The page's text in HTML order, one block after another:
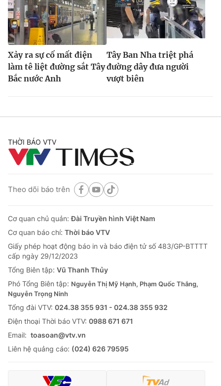
Xảy ra sự cố mất điện
làm tê liệt đường sắt Tây
Bắc nước Anh
Tây Ban Nha triệt phá
đường dây đưa người
vượt biên
THỜI BÁO VTV
Theo dõi báo trên
Cơ quan chủ quản:Đài Truyền hình Việt Nam
Cơ quan báo chí: Thời báo VTV
Giấy phép hoạt động báo in và báo điện tử số 483/GP-BTTTT
cấp ngày 29/12/2023
Tổng Biên tập: Vũ Thanh Thủy
Phó Tổng Biên tập: Nguyễn Thị Mỹ Hạnh, Phạm Quốc Thắng,
Nguyễn Trọng Ninh
Tổng đài VTV: 024.38 355 931 - 024.38 355 932
Ðiện thoại Thời báo VTV: 0988 671 671
Email: toasoan@vtv.vn
Liên hệ quảng cáo: (024) 626 79595